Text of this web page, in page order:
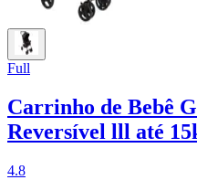
Full
Carrinho de Bebê
Reversível lll até
4.8